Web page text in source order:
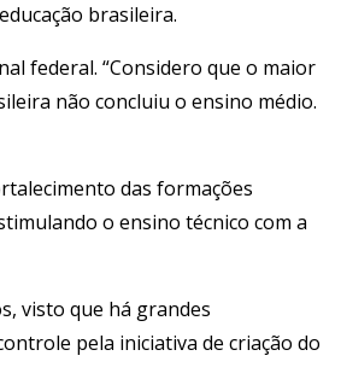
brasileira.
federal. “Considero que o maior
não concluiu o ensino médio.
das formações
o ensino técnico com a
visto que há grandes
pela iniciativa de criação do